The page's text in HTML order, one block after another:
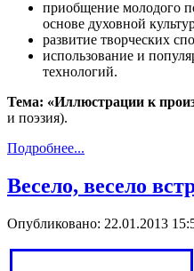
приобщение молодого
основе духовной
развитие творческих
использование и
технологий.
Тема: «Иллюстрации к
и поэзия).
Подробнее...
Весело, весело
Опубликовано: 22.01.2013